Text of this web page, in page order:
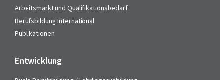
Arbeitsmarkt und Qualifikationsbedarf
Berufsbildung International
Publikationen
Entwicklung